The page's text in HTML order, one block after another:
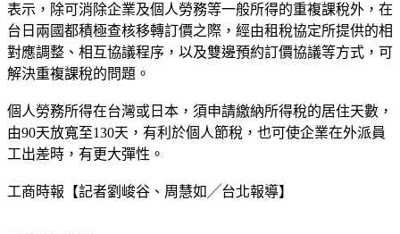
表示，除可消除企業及個人勞務等一般所得的重複課稅外，在
台日兩國都積極查核移轉訂價之際，經由租稅協定所提供的相
對應調整、相互協議程序，以及雙邊預約訂價協議等方式，可
解決重複課稅的問題。
個人勞務所得在台灣或日本，須申請繳納所得稅的居住天數，
由90天放寬至130天，有利於個人節稅，也可使企業在外派員
工出差時，有更大彈性。
工商時報【記者劉峻谷、周慧如╱台北報導】